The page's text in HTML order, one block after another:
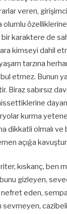
veren,
olumlu
bir karaktere de
kimseyi dahil
tarzına
etmez. Bunun
Biraz sabırsız
kurma
dikkatli olmalı ve
açığa
kıskanç, ben
gizleyen,
eden,
sevmeyen,